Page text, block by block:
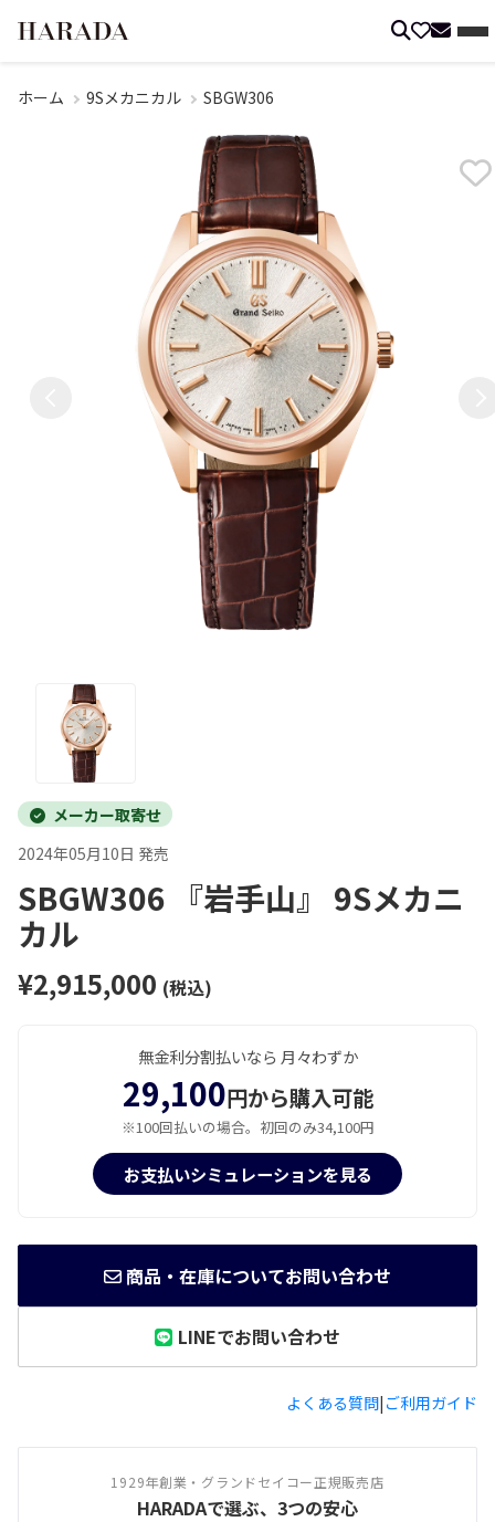
ホーム 9Sメカニカル SBGW306
メーカー取寄せ
2024年05月10日 発売
SBGW306 『岩手山』 9Sメカニ
カル
¥2,915,000 (税込)
無金利分割払いなら 月々わずか
29,100円から購入可能
※100回払いの場合。初回のみ34,100円
お支払いシミュレーションを見る
商品・在庫についてお問い合わせ
LINEでお問い合わせ
よくある質問| ご利用ガイド
1929年創業・グランドセイコー正規販売店
HARADAで選ぶ、3つの安心